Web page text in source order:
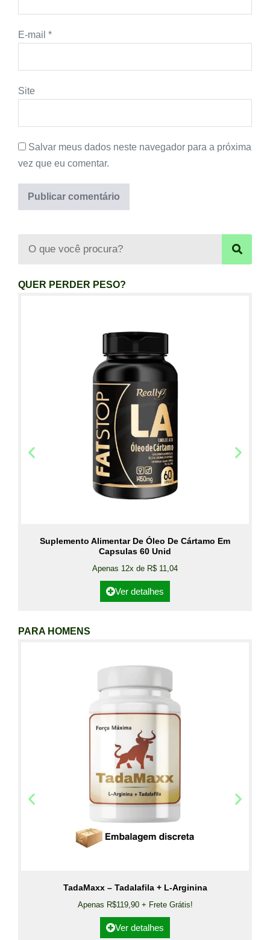
E-mail *
Site
Salvar meus dados neste navegador para a próxima
vez que eu comentar.
QUER PERDER PESO?
Suplemento Alimentar De Óleo De Cártamo Em
Capsulas 60 Unid
Apenas 12x de R$ 11,04
Ver detalhes
PARA HOMENS
TadaMaxx – Tadalafila + L-Arginina
Apenas R$119,90 + Frete Grátis!
Ver detalhes